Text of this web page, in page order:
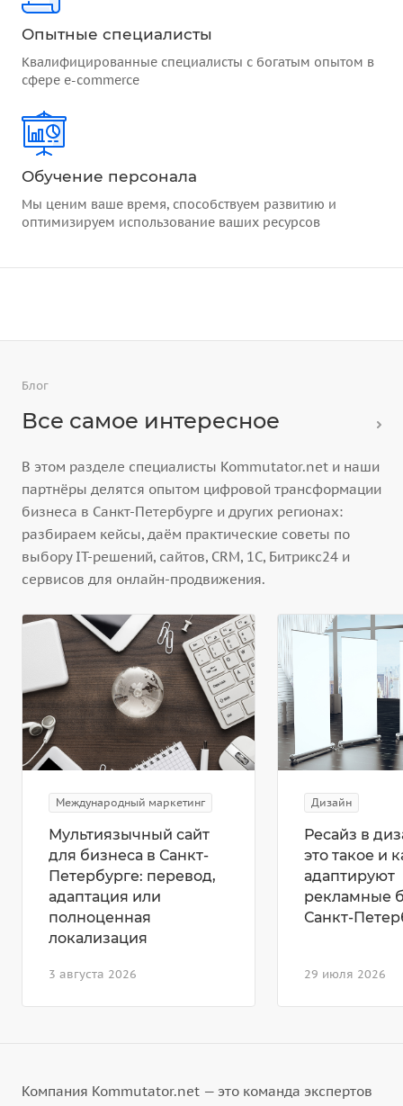
Опытные специалисты
Квалифицированные специалисты с богатым опытом в
сфере e-commerce
Обучение персонала
Мы ценим ваше время, способствуем развитию и
оптимизируем использование ваших ресурсов
Блог
Все самое интересное
В этом разделе специалисты Kommutator.net и наши
партнёры делятся опытом цифровой трансформации
бизнеса в Санкт-Петербурге и других регионах:
разбираем кейсы, даём практические советы по
выбору IT-решений, сайтов, CRM, 1С, Битрикс24 и
сервисов для онлайн-продвижения.
Международный маркетинг
3 августа 2026
Мультиязычный сайт
для бизнеса в Санкт-
Петербурге: перевод,
адаптация или
полноценная
локализация
Дизайн
29 июля 2026
Ресайз в
это такое и
адаптируют
рекламные
Санкт-
Компания Kommutator.net — это команда экспертов